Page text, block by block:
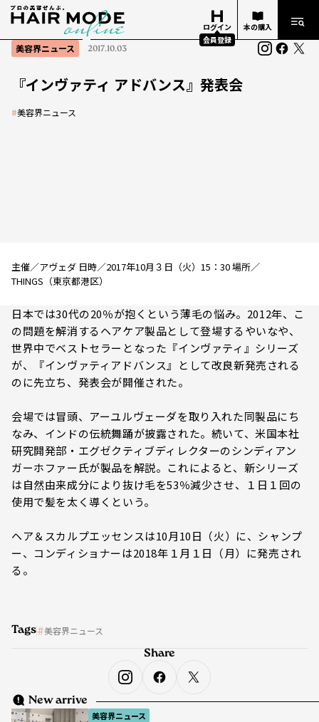
ログイン
会員登録
本の購入
美容界ニュース 2017.10.03
『インヴァティ アドバンス』発表会
#美容界ニュース
主催／アヴェダ 日時／2017年10月３日（火）15：30 場所／
THINGS（東京都港区）
日本では30代の20％が抱くという薄毛の悩み。2012年、こ
の問題を解消するヘアケア製品として登場するやいなや、
世界中でベストセラーとなった『インヴァティ』シリーズ
が、『インヴァティアドバンス』として改良新発売される
のに先立ち、発表会が開催された。
会場では冒頭、アーユルヴェーダを取り入れた同製品にち
なみ、インドの伝統舞踊が披露された。続いて、米国本社
研究開発部・エグゼクティブディレクターのシンディアン
ガーホファー氏が製品を解説。これによると、新シリーズ
は自然由来成分により抜け毛を53％減少させ、１日１回の
使用で髪を太く導くという。
ヘア＆スカルプエッセンスは10月10日（火）に、シャンプ
ー、コンディショナーは2018年１月１日（月）に発売され
る。
Tags 美容界ニュース
New arrive
美容界ニュース
Share